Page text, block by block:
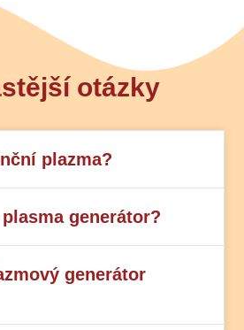
otázky
plazma?
generátor?
generátor